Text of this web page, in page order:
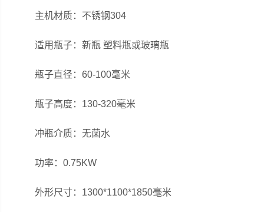
主机材质：不锈钢304
适用瓶子：新瓶 塑料瓶或玻璃瓶
瓶子直径：60-100毫米
瓶子高度：130-320毫米
冲瓶介质：无菌水
功率：0.75KW
外形尺寸：1300*1100*1850毫米